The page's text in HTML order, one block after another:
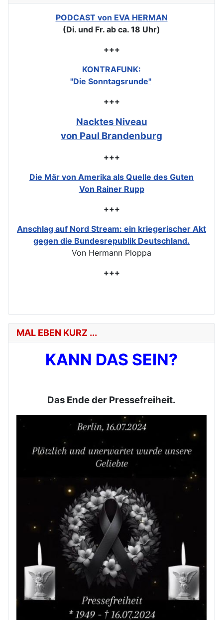
PODCAST von EVA HERMAN
(Di. und Fr. ab ca. 18 Uhr)
+++
KONTRAFUNK:
"Die Sonntagsrunde"
+++
Nacktes Niveau
von Paul Brandenburg
+++
Die Mär von Amerika als Quelle des Guten
Von Rainer Rupp
+++
Anschlag auf Nord Stream: ein kriegerischer Akt
gegen die Bundesrepublik Deutschland.
Von Hermann Ploppa
+++
MAL EBEN KURZ ...
KANN DAS SEIN?
Das Ende der Pressefreiheit.